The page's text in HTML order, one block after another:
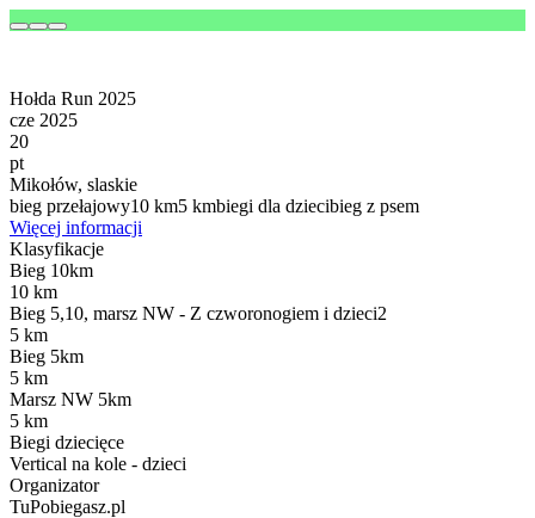
Hołda Run 2025
cze 2025
20
pt
Mikołów, slaskie
bieg przełajowy10 km5 kmbiegi dla dziecibieg z psem
Więcej informacji
Klasyfikacje
Bieg 10km
10 km
Bieg 5,10, marsz NW - Z czworonogiem i dzieci2
5 km
Bieg 5km
5 km
Marsz NW 5km
5 km
Biegi dziecięce
Vertical na kole - dzieci
Organizator
TuPobiegasz.pl